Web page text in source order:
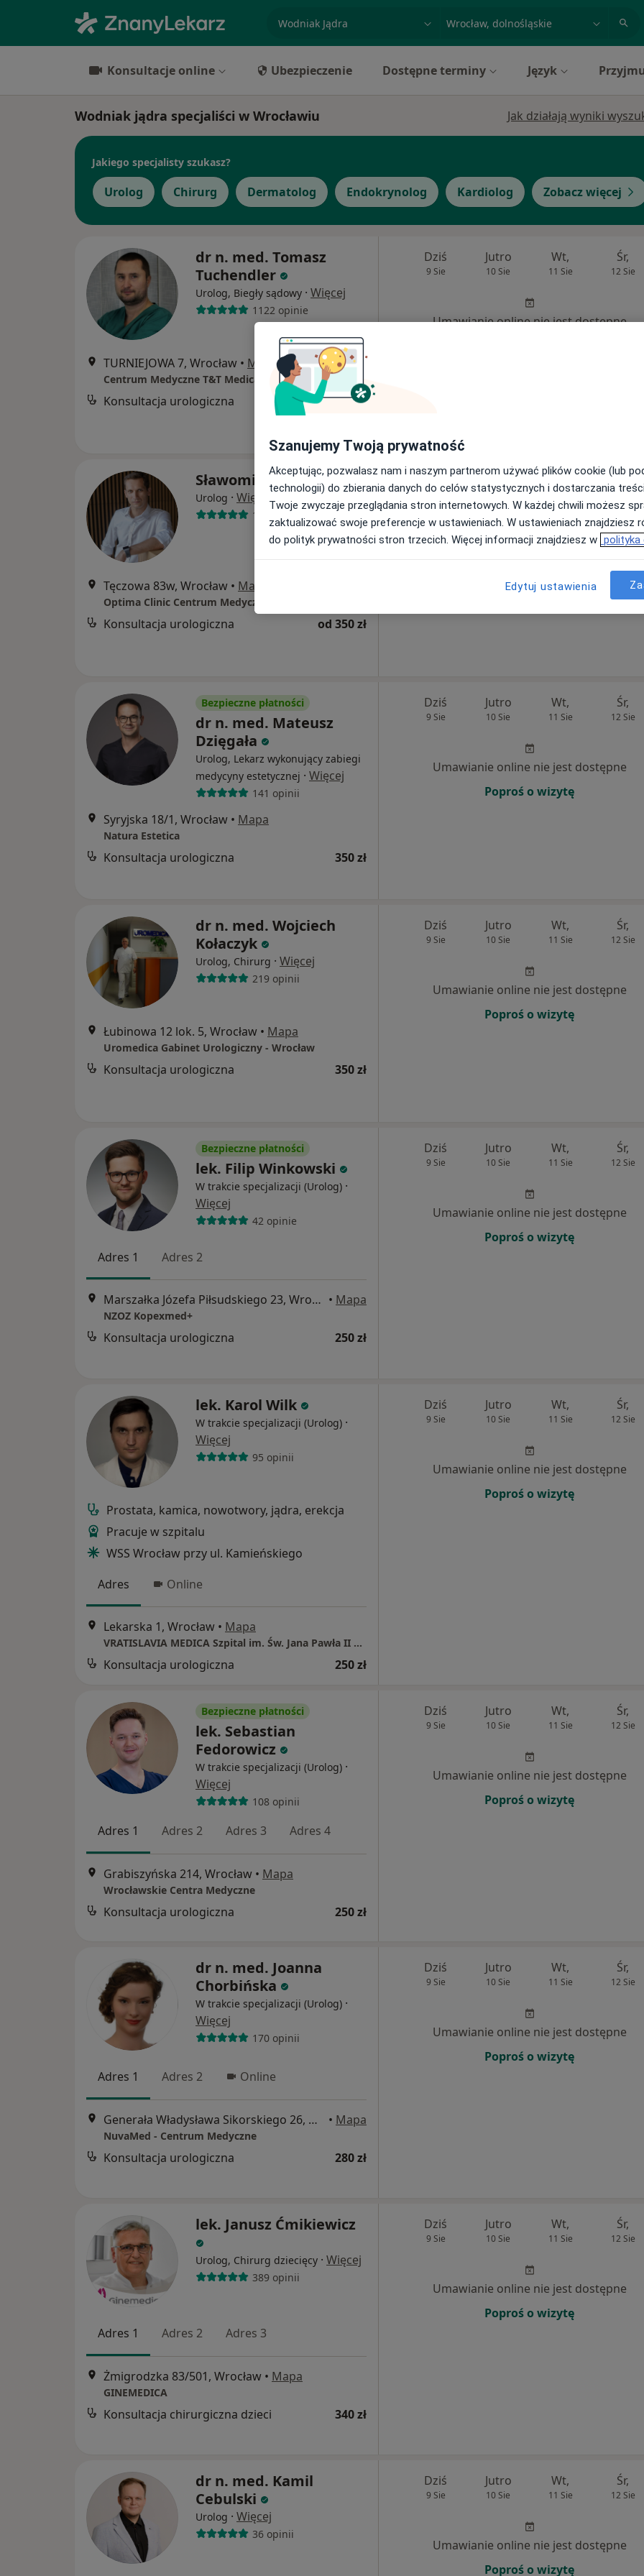
miasto lub dzielnica
Konsultacje online Ubezpieczenie Dostępne terminy Język
Wodniak jądra specjaliści w Wrocławiu Jak działają wyniki
Jakiego specjalisty szukasz?
Urolog Chirurg Dermatolog Endokrynolog Kardiolog Zobacz więcej
dr n. med. Tomasz
Tuchendler
Urolog, Biegły sądowy · Więcej
1122 opinie
TURNIEJOWA 7, Wrocław • Mapa
Centrum Medyczne T&T Medical
Konsultacja urologiczna od 300 zł
Dziś
9 Sie
Jutro
10 Sie
Wt,
11 Sie
Śr,
12 Sie
Umawianie online nie jest dostępne
Sławomir Salwa
Urolog · Więcej
1325 opinii
Tęczowa 83w, Wrocław • Mapa
Optima Clinic Centrum Medyczne
Konsultacja urologiczna od 350 zł
Dziś
9 Sie
Jutro
10 Sie
Wt,
11 Sie
Śr,
12 Sie
Umawianie online nie jest dostępne
Bezpieczne płatności
dr n. med. Mateusz
Dzięgała
Urolog, Lekarz wykonujący zabiegi
medycyny estetycznej · Więcej
141 opinii
Syryjska 18/1, Wrocław • Mapa
Natura Estetica
Konsultacja urologiczna 350 zł
Dziś
9 Sie
Jutro
10 Sie
Wt,
11 Sie
Śr,
12 Sie
Umawianie online nie jest dostępne
Poproś o wizytę
dr n. med. Wojciech
Kołaczyk
Urolog, Chirurg · Więcej
219 opinii
Łubinowa 12 lok. 5, Wrocław • Mapa
Uromedica Gabinet Urologiczny - Wrocław
Konsultacja urologiczna 350 zł
Dziś
9 Sie
Jutro
10 Sie
Wt,
11 Sie
Śr,
12 Sie
Umawianie online nie jest dostępne
Poproś o wizytę
Bezpieczne płatności
lek. Filip Winkowski
W trakcie specjalizacji (Urolog) ·
Więcej
42 opinie
Adres 1 Adres 2
Marszałka Józefa Piłsudskiego 23, Wrocław • Mapa
NZOZ Kopexmed+
Konsultacja urologiczna 250 zł
Dziś
9 Sie
Jutro
10 Sie
Wt,
11 Sie
Śr,
12 Sie
Umawianie online nie jest dostępne
Poproś o wizytę
lek. Karol Wilk
W trakcie specjalizacji (Urolog) ·
Więcej
95 opinii
Prostata, kamica, nowotwory, jądra, erekcja
Pracuje w szpitalu
WSS Wrocław przy ul. Kamieńskiego
Adres
Online
Lekarska 1, Wrocław • Mapa
VRATISLAVIA MEDICA Szpital im. Św. Jana Pawła II we Wrocławiu
Konsultacja urologiczna 250 zł
Dziś
9 Sie
Jutro
10 Sie
Wt,
11 Sie
Śr,
12 Sie
Umawianie online nie jest dostępne
Poproś o wizytę
Bezpieczne płatności
lek. Sebastian
Fedorowicz
W trakcie specjalizacji (Urolog) ·
Więcej
108 opinii
Adres 1 Adres 2 Adres 3 Adres 4
Grabiszyńska 214, Wrocław • Mapa
Wrocławskie Centra Medyczne
Konsultacja urologiczna 250 zł
Dziś
9 Sie
Jutro
10 Sie
Wt,
11 Sie
Śr,
12 Sie
Umawianie online nie jest dostępne
Poproś o wizytę
dr n. med. Joanna
Chorbińska
W trakcie specjalizacji (Urolog) ·
Więcej
170 opinii
Adres 1 Adres 2 Online
Generała Władysława Sikorskiego 26, Wrocław • Mapa
NuvaMed - Centrum Medyczne
Konsultacja urologiczna 280 zł
Dziś
9 Sie
Jutro
10 Sie
Wt,
11 Sie
Śr,
12 Sie
Umawianie online nie jest dostępne
Poproś o wizytę
lek. Janusz Ćmikiewicz
Urolog, Chirurg dziecięcy · Więcej
389 opinii
Adres 1 Adres 2 Adres 3
Żmigrodzka 83/501, Wrocław • Mapa
GINEMEDICA
Konsultacja chirurgiczna dzieci 340 zł
Dziś
9 Sie
Jutro
10 Sie
Wt,
11 Sie
Śr,
12 Sie
Umawianie online nie jest dostępne
Poproś o wizytę
dr n. med. Kamil
Cebulski
Urolog · Więcej
36 opinii
Dziś
9 Sie
Jutro
10 Sie
Wt,
11 Sie
Śr,
12 Sie
Umawianie online nie jest dostępne
Poproś o wizytę
Szanujemy Twoją prywatność
Akceptując, pozwalasz nam i naszym partnerom używać plików cookie (lub
technologii) do zbierania danych do celów statystycznych i dostarczania
Twoje zwyczaje przeglądania stron internetowych. W każdej chwili możesz
zaktualizować swoje preferencje w ustawieniach. W ustawieniach znajdziesz
do polityk prywatności stron trzecich. Więcej informacji znajdziesz w polityka
Edytuj ustawienia